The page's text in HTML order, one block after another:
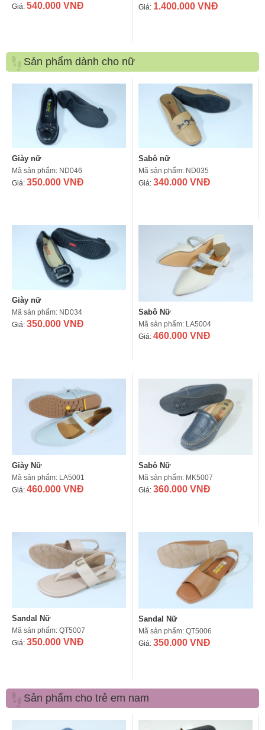
Giá: 540.000 VNĐ
Giá: 1.400.000 VNĐ
Sản phẩm dành cho nữ
Giày nữ
Mã sản phẩm: ND046
Giá: 350.000 VNĐ
Sabô nữ
Mã sản phẩm: ND035
Giá: 340.000 VNĐ
Giày nữ
Mã sản phẩm: ND034
Giá: 350.000 VNĐ
Sabô Nữ
Mã sản phẩm: LA5004
Giá: 460.000 VNĐ
Giày Nữ
Mã sản phẩm: LA5001
Giá: 460.000 VNĐ
Sabô Nữ
Mã sản phẩm: MK5007
Giá: 360.000 VNĐ
Sandal Nữ
Mã sản phẩm: QT5007
Giá: 350.000 VNĐ
Sandal Nữ
Mã sản phẩm: QT5006
Giá: 350.000 VNĐ
Sản phẩm cho trẻ em nam